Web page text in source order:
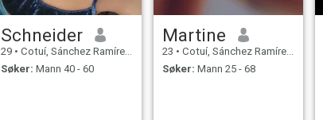
Schneider
29 • Cotuí, Sánchez Ramírez, Den Dominikanske Rep.
Søker: Mann 40 - 60
Martine
23 • Cotuí, Sánchez Ramírez, Den Dominikanske Rep.
Søker: Mann 25 - 68